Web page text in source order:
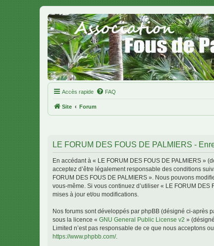
Accès rapide FAQ
Site Forum
LE FORUM DES FOUS DE PALMIERS -
En accédant à « LE FORUM DES FOUS DE PALMIERS »
acceptez d’être légalement responsable des conditions
FORUM DES FOUS DE PALMIERS ». Nous pouvons
vous-même. Si vous continuez d’utiliser « LE FORUM
mises à jour et/ou modifications.
Nos forums sont développés par phpBB (désigné ci-après
sous la licence « GNU General Public License v2 »
Limited n’est pas responsable de ce que nous acceptons
https://www.phpbb.com/.